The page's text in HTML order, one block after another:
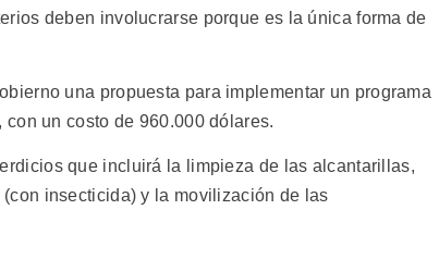
deben involucrarse porque es la única forma de
una propuesta para implementar un programa
un costo de 960.000 dólares.
que incluirá la limpieza de las alcantarillas,
insecticida) y la movilización de las